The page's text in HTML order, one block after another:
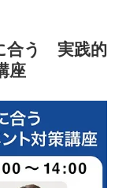
合う 実践的
座